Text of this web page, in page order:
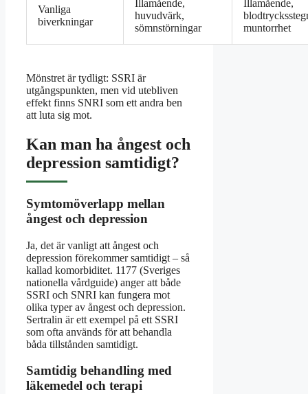
Vanliga
biverkningar
Illamående,
huvudvärk,
sömnstörningar
Illamående,
muntorrhet
Mönstret är tydligt: SSRI är
utgångspunkten, men vid utebliven
effekt finns SNRI som ett andra ben
att luta sig mot.
Kan man ha ångest och
depression samtidigt?
Symtomöverlapp mellan
ångest och depression
Ja, det är vanligt att ångest och
depression förekommer samtidigt – så
kallad komorbiditet. 1177 (Sveriges
nationella vårdguide) anger att både
SSRI och SNRI kan fungera mot
olika typer av ångest och depression.
Sertralin är ett exempel på ett SSRI
som ofta används för att behandla
båda tillstånden samtidigt.
Samtidig behandling med
läkemedel och terapi